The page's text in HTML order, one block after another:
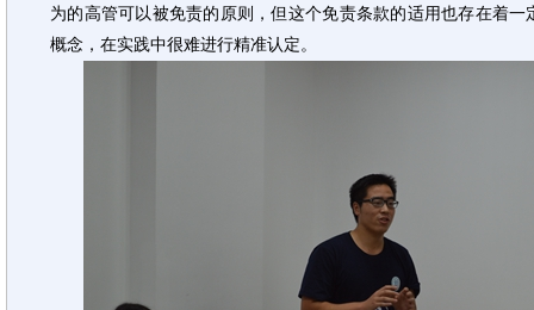
为的高管可以被免责的原则，但这个免责条款的适用也存在着
概念，在实践中很难进行精准认定。